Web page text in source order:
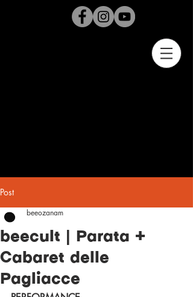
Post
beecult | Parata +
Cabaret delle
Pagliacce
beeozanam